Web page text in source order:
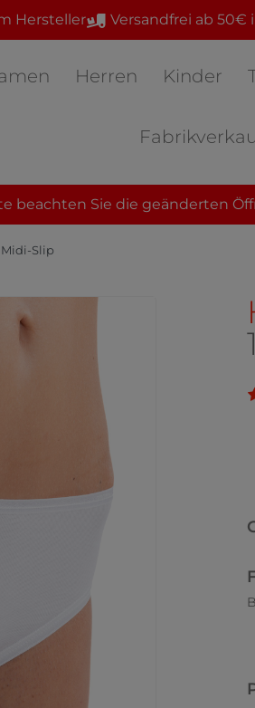
Hersteller Versandfrei ab 50€
Herren Kinder
beachten Sie die geänderten
Midi-Slip